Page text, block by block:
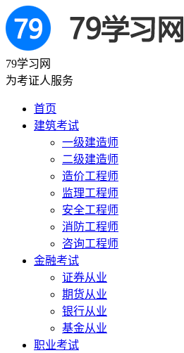
79学习网
为考证人服务
首页
建筑考试
一级建造师
二级建造师
造价工程师
监理工程师
安全工程师
消防工程师
咨询工程师
金融考试
证券从业
期货从业
银行从业
基金从业
职业考试